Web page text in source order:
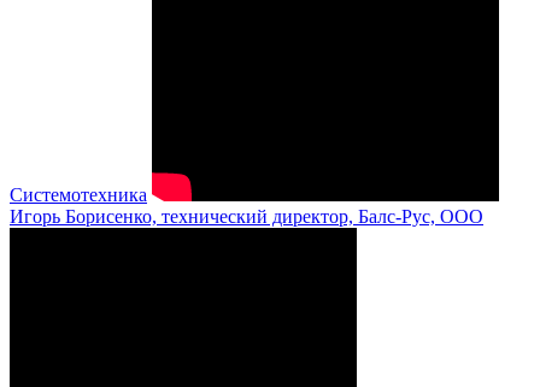
Системотехника
Игорь Борисенко, технический директор, Балс-Рус, ООО